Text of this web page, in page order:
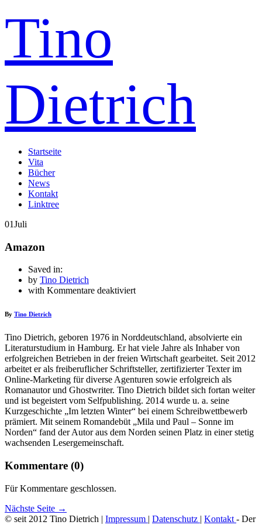
Tino
Dietrich
Startseite
Vita
Bücher
News
Kontakt
Linktree
01Juli
Amazon
Saved in:
by Tino Dietrich
with Kommentare deaktiviertfür
By Tino Dietrich
Tino Dietrich, geboren 1976 in Norddeutschland, absolvierte ein
Literaturstudium in Hamburg. Er hat viele Jahre als Inhaber von
erfolgreichen Betrieben in der freien Wirtschaft gearbeitet. Seit 2012
arbeitet er als freiberuflicher Schriftsteller, zertifizierter Texter im
Online-Marketing für diverse Agenturen sowie erfolgreich als
Romanautor und Ghostwriter. Tino Dietrich bildet sich fortan weiter
und ist begeistert vom Selfpublishing. 2014 wurde u. a. seine
Kurzgeschichte „Im letzten Winter“ bei einem Schreibwettbewerb
prämiert. Mit seinem Romandebüt „Mila und Paul – Sonne im
Norden“ fand der Autor aus dem Norden seinen Platz in einer stetig
wachsenden Lesergemeinschaft.
Kommentare (0)
Für Kommentare geschlossen.
Nächste Seite →
© seit 2012 Tino Dietrich | Impressum | Datenschutz | Kontakt - Der